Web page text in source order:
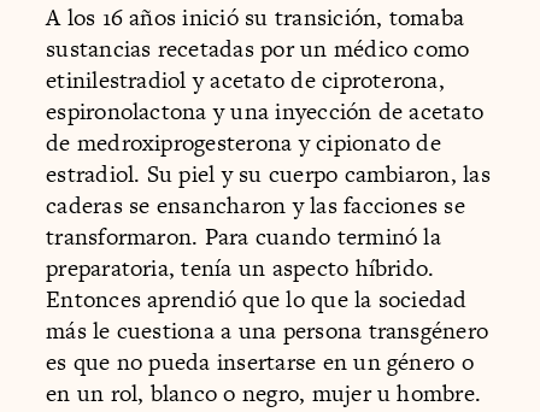
A los 16 años inició su transición, tomaba
sustancias recetadas por un médico como
etinilestradiol y acetato de ciproterona,
espironolactona y una inyección de acetato
de medroxiprogesterona y cipionato de
estradiol. Su piel y su cuerpo cambiaron, las
caderas se ensancharon y las facciones se
transformaron. Para cuando terminó la
preparatoria, tenía un aspecto híbrido.
Entonces aprendió que lo que la sociedad
más le cuestiona a una persona transgénero
es que no pueda insertarse en un género o
en un rol, blanco o negro, mujer u hombre.